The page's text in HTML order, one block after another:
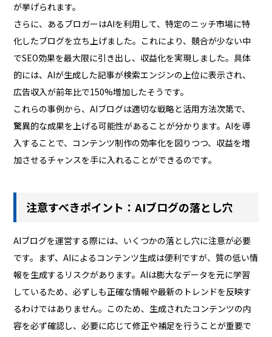
が挙げられます。
さらに、あるブロガーはAIを利用して、特定のニッチ市場に特
化したブログを立ち上げました。これにより、競合が少ない中
でSEO効果を最大限に引き出し、収益化を実現しました。具体
的には、AIが生成した記事が検索エンジンの上位に表示され、
広告収入が前年比で150%増加したそうです。
これらの事例から、AIブログは適切な戦略と活用方法次第で、
驚異的な成果を上げる可能性があることが分かります。AIを導
入することで、コンテンツ制作の効率化を図りつつ、収益を増
加させるチャンスを手に入れることができるのです。
注意すべきポイント：AIブログの落とし穴
AIブログを運営する際には、いくつかの落とし穴に注意が必要
です。まず、AIによるコンテンツ生成は便利ですが、質の低い情
報を生成するリスクがあります。AIは膨大なデータを元に学習
しているため、必ずしも正確な情報や最新のトレンドを反映す
るわけではありません。このため、生成されたコンテンツの内
容を必ず確認し、必要に応じて修正や補足を行うことが重要で